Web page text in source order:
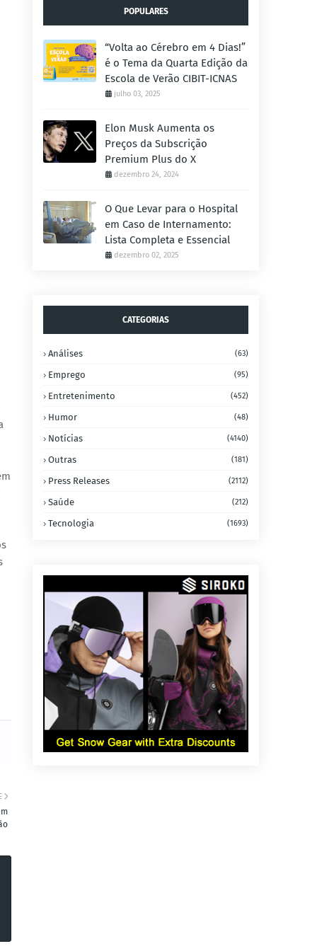
POPULARES
“Volta ao Cérebro em 4 Dias!”
é o Tema da Quarta Edição da
Escola de Verão CIBIT-ICNAS
julho 03, 2025
Elon Musk Aumenta os
Preços da Subscrição
Premium Plus do X
dezembro 24, 2024
O Que Levar para o Hospital
em Caso de Internamento:
Lista Completa e Essencial
dezembro 02, 2025
CATEGORIAS
Análises (63)
Emprego (95)
Entretenimento (452)
Humor (48)
Notícias (4140)
Outras (181)
Press Releases (2112)
Saúde (212)
Tecnologia (1693)